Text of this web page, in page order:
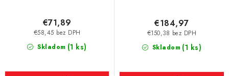
Skladom (1 ks)
€58,45 bez DPH
€71,89
Skladom (1 ks)
€150,38 bez DPH
€184,97